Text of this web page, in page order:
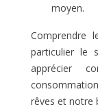
moyen.
Comprendre
particulier le
apprécier
rêves et notre